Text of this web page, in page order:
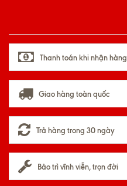
Thanh toán khi nhận hàng
Giao hàng toàn quốc
Trả hàng trong 30 ngày
Bảo trì vĩnh viễn, trọn đời